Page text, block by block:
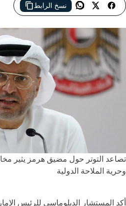
نسخ الرابط
تصاعد التوتر حول مضيق هرمز يثير
وحرية الملاحة الدولية
أكد المستشار الدبلوماسي للرئيس